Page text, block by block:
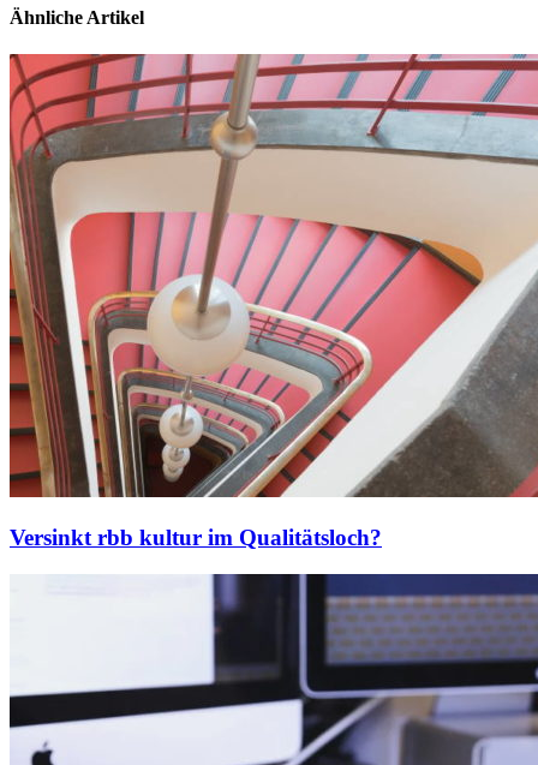
Ähnliche Artikel
Versinkt rbb kultur im Qualitätsloch?